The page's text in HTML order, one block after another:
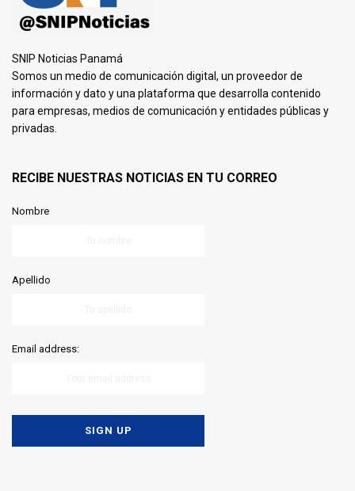
SNIP Noticias Panamá
Somos un medio de comunicación digital, un proveedor de
información y dato y una plataforma que desarrolla contenido
para empresas, medios de comunicación y entidades públicas y
privadas.
RECIBE NUESTRAS NOTICIAS EN TU CORREO
Nombre
Apellido
Email address: